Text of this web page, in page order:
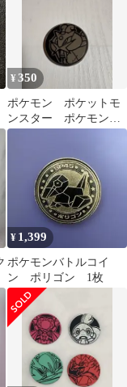
¥350
ポケモン ポケットモ
ンスター ポケモンコ
イン コインゲーム
¥ 1,399
ポケモンバトルコイ
ン ポリゴン 1枚